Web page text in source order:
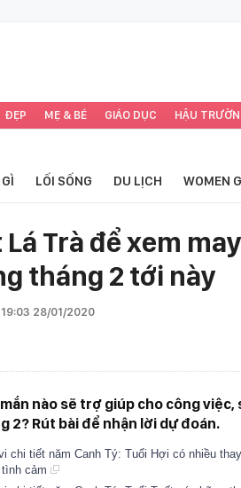
ĐẸP MẸ & BÉ GIÁO DỤC HẬU
LỐI SỐNG DU LỊCH WOMEN
Trà để xem
tháng 2 tới này
19:03 28/01/2020
nào sẽ trợ giúp cho công
2? Rút bài để nhận lời dự đoán.
chi tiết năm Canh Tý: Tuổi Hợi có nhiều
cảm